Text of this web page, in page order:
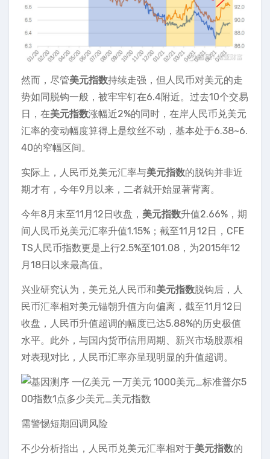
然而，尽管美元指数持续走强，但人民币对美元的走
势如同脱钩一般，被牢牢钉在6.4附近。过去10个交易
日，在美元指数涨幅近2%的同时，在岸人民币兑美元
汇率的变动幅度算得上是纹丝不动，基本处于6.38~6.
40的窄幅区间。
实际上，人民币兑美元汇率与美元指数的脱钩并非近
期才有，今年9月以来，二者就开始显著背离。
今年8月末至11月12日收盘， 美元指数升值2.66%，期
间人民币兑美元汇率升值1.15%；截至11月12日，CFE
TS人民币指数更是上行2.5%至101.08，为2015年12
月18日以来最高值。
兴业研究认为，美元兑人民币和美元指数脱钩后，人
民币汇率相对美元锚朝升值方向偏离，截至11月12日
收盘，人民币升值超调的幅度已达5.88%的历史极值
水平。此外，与国内货币信用周期、新兴市场股票相
对表现对比，人民币汇率亦呈现明显的升值超调。
需警惕短期回调风险
不少分析指出，人民币兑美元汇率相对于美元指数的